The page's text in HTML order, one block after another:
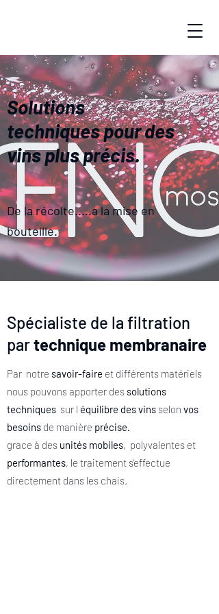
Solutions
techniques pour des
vins plus précis.
De la récolte.....a la mise en
bouteille.
Spécialiste de la filtration
partechnique membranaire
Par notre savoir-faire et différents matériels
nous pouvons apporter des solutions
techniques sur l équilibre des vins selon vos
besoins de manière précise.
grace à des unités mobiles, polyvalentes et
performantes, le traitement s'effectue
directement dans les chais.